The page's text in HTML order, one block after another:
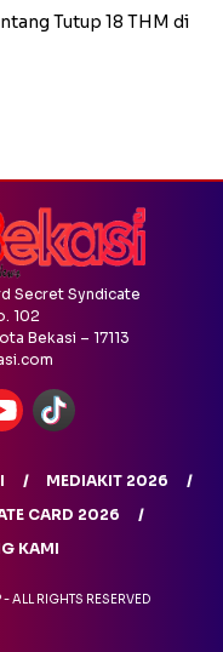
Tutup 18 THM di
Secret Syndicate
102
Bekasi – 17113
MEDIAKIT 2026
CARD 2026
KAMI
ALL RIGHTS RESERVED